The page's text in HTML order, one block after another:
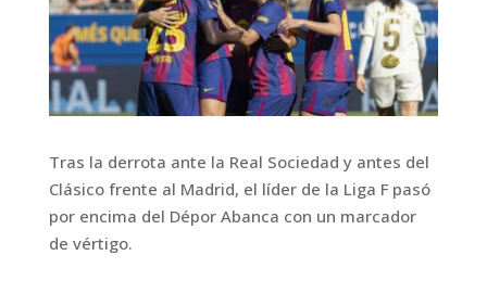
Tras la derrota ante la Real Sociedad y antes del
Clásico frente al Madrid, el líder de la Liga F pasó
por encima del Dépor Abanca con un marcador
de vértigo.